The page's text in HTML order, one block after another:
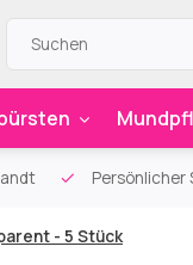
Persönlicher
- 5 Stück